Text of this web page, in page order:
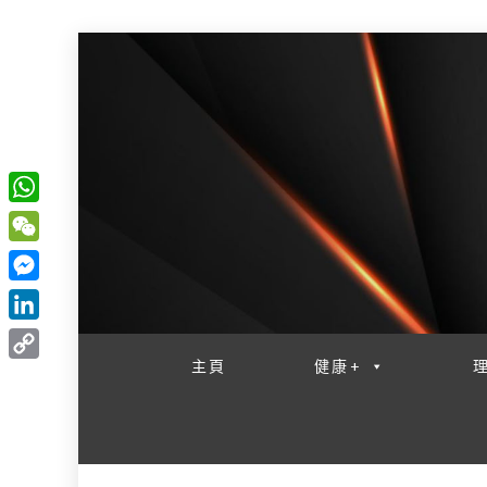
主頁 健康+
W
h
a
t
s
W
e
C
h
M
e
s
L
i